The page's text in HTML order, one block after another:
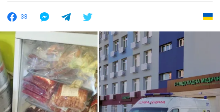
38